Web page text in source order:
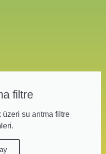
filtre
su arıtma filtre